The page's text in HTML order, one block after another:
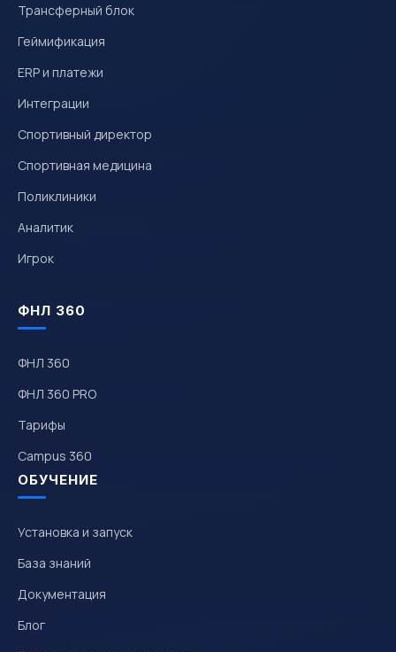
Трансферный блок
Геймификация
ERP и платежи
Интеграции
Спортивный директор
Спортивная медицина
Поликлиники
Аналитик
Игрок
ФНЛ 360
ФНЛ 360
ФНЛ 360 PRO
Тарифы
Campus 360
ОБУЧЕНИЕ
Установка и запуск
База знаний
Документация
Блог